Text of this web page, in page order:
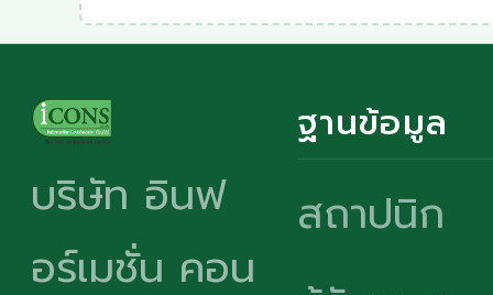
บริษัท อินฟ
อร์เมชั่น คอน
ฐานข้อมูล
สถาปนิก